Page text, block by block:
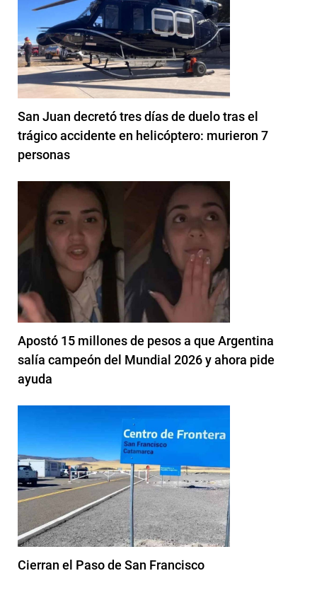
San Juan decretó tres días de duelo tras el
trágico accidente en helicóptero: murieron 7
personas
Apostó 15 millones de pesos a que Argentina
salía campeón del Mundial 2026 y ahora pide
ayuda
Cierran el Paso de San Francisco